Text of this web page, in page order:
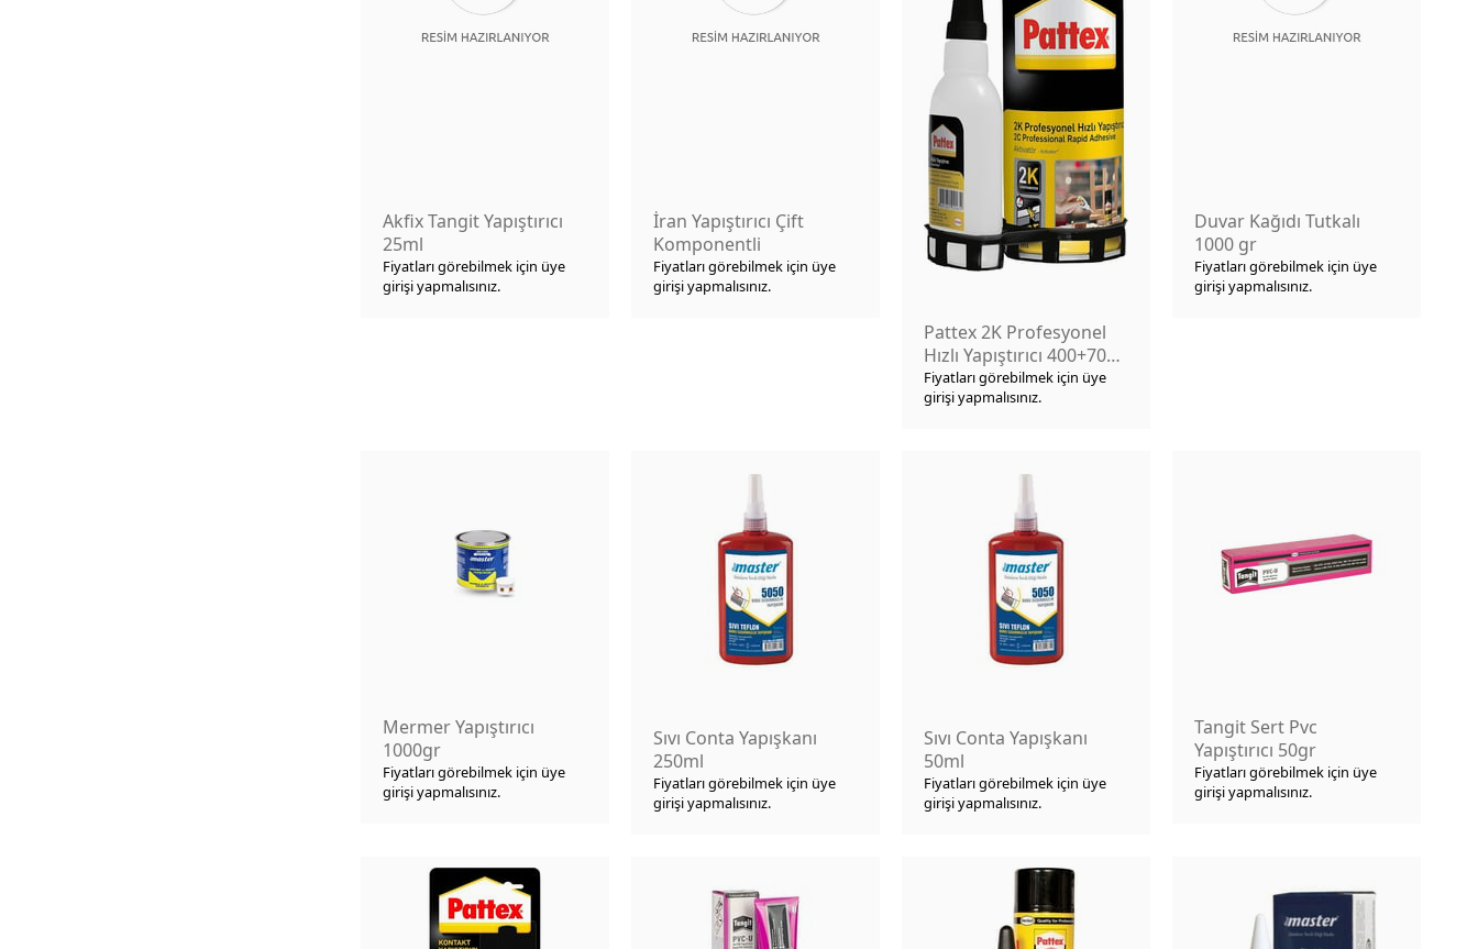
Akfix Tangit Yapıştırıcı
25ml
Fiyatları görebilmek için üye
girişi yapmalısınız.
İran Yapıştırıcı Çift
Komponentli
Fiyatları görebilmek için üye
girişi yapmalısınız.
Pattex 2K Profesyonel
Hızlı Yapıştırıcı 400+70
ml
Fiyatları görebilmek için üye
girişi yapmalısınız.
Duvar Kağıdı Tutkalı
1000 gr
Fiyatları görebilmek için üye
girişi yapmalısınız.
Mermer Yapıştırıcı
1000gr
Fiyatları görebilmek için üye
girişi yapmalısınız.
Sıvı Conta Yapışkanı
250ml
Fiyatları görebilmek için üye
girişi yapmalısınız.
Sıvı Conta Yapışkanı
50ml
Fiyatları görebilmek için üye
girişi yapmalısınız.
Tangit Sert Pvc
Yapıştırıcı 50gr
Fiyatları görebilmek için üye
girişi yapmalısınız.